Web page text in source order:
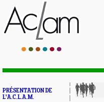
PRÉSENTATION DE
L'A.C.L.A.M.